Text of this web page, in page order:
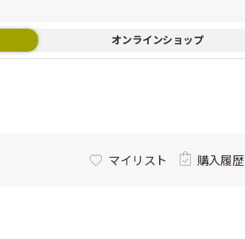
オンラインショップ
マイリスト 購入履歴